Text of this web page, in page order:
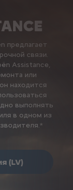
предлагает
связи.
Assistance,
или
находится
выполнять
в одном из
(LV)